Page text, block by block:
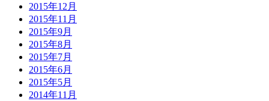
2015年12月
2015年11月
2015年9月
2015年8月
2015年7月
2015年6月
2015年5月
2014年11月